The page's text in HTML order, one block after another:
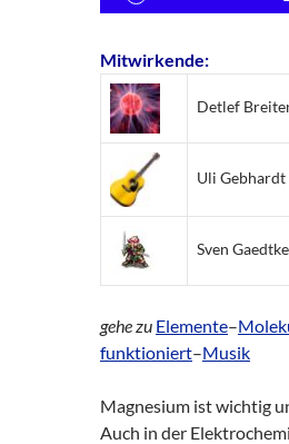
Mitwirkende:
Detlef
Uli Gebhardt
Sven Gaedtke
gehe zu Elemente–
funktioniert–Musik
Magnesium ist wichtig
Auch in der